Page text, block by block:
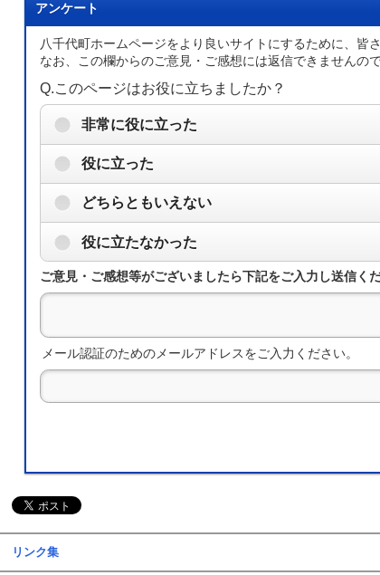
アンケート
八千代町ホームページをより良いサイトにするために、皆
なお、この欄からのご意見・ご感想には返信できませんの
Q.このページはお役に立ちましたか？
非常に役に立った
役に立った
どちらともいえない
役に立たなかった
ご意見・ご感想等がございましたら下記をご入力し送信くだ
メール認証のためのメールアドレスをご入力ください。
リンク集